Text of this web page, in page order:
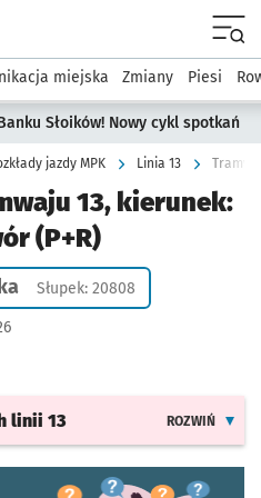
podserwis: Komunikacja
miejska Zmiany Piesi
Słoików! Nowy cykl spotkań
jazdy MPK Linia 13
13, kierunek:
(P+R)
Słupek: 20808
linii 13 ROZWIŃ